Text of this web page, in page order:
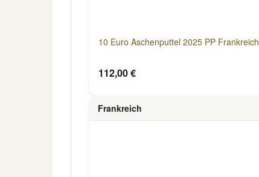
10 Euro Aschenputtel 2025 PP Frankreich
112,00 €
Frankreich